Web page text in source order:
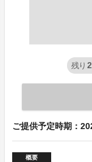
残り
ご提供予定時期：
概要